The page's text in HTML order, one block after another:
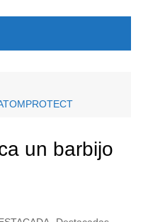
un barbijo